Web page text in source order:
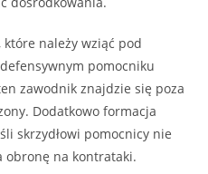
należy wziąć pod
pomocniku
zawodnik znajdzie się poza
Dodatkowo formacja
skrzydłowi pomocnicy nie
obronę na kontrataki.